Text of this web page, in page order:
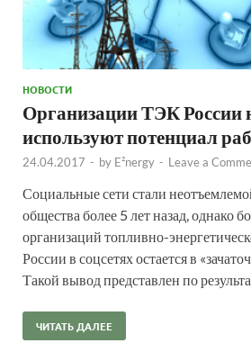
НОВОСТИ
Организации ТЭК России
используют потенциал
24.04.2017 - by E²nergy - Leave a
Социальные сети стали
общества более 5 лет назад, однако
организаций топливно-
России в соцсетях остается в
Такой вывод представлен по
ЧИТАТЬ ДАЛЕЕ